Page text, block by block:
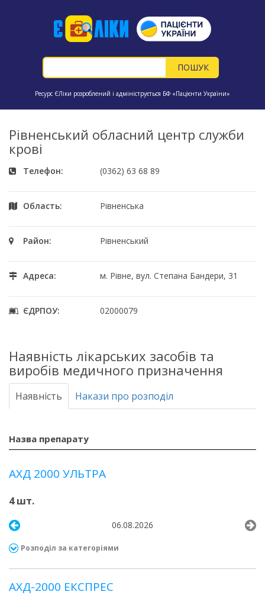
Ресурс ЄЛіки розроблений і адмініструється БФ «Пацієнти України»
Рівненський обласний центр служби
крові
Телефон: (0362) 63 68 89
Область: Рівненська
Район: Рівненський
Адреса: м. Рівне, вул. Степана Бандери, 31
ЄДРПОУ: 02000079
Наявність лікарських засобів та
виробів медичного призначення
Наявність Накази про розподіл
Назва препарату
АХД 2000 УЛЬТРА
4 шт.
06.08.2026
Розподіл за категоріями
АХД-2000 ЕКСПРЕС